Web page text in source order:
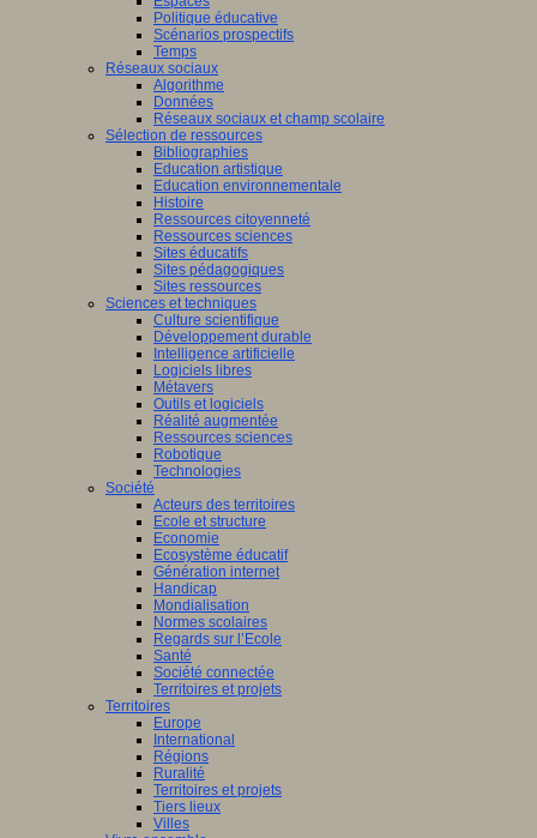
Politique éducative
Scénarios prospectifs
Temps
Réseaux sociaux
Algorithme
Données
Réseaux sociaux et champ scolaire
Sélection de ressources
Bibliographies
Education artistique
Education environnementale
Histoire
Ressources citoyenneté
Ressources sciences
Sites éducatifs
Sites pédagogiques
Sites ressources
Sciences et techniques
Culture scientifique
Développement durable
Intelligence artificielle
Logiciels libres
Métavers
Outils et logiciels
Réalité augmentée
Ressources sciences
Robotique
Technologies
Société
Acteurs des territoires
Ecole et structure
Economie
Ecosystème éducatif
Génération internet
Handicap
Mondialisation
Normes scolaires
Regards sur l’Ecole
Santé
Société connectée
Territoires et projets
Territoires
Europe
International
Régions
Ruralité
Territoires et projets
Tiers lieux
Villes